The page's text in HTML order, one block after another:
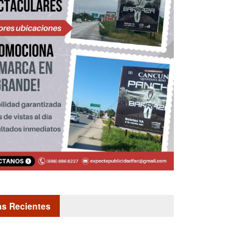
Recientes